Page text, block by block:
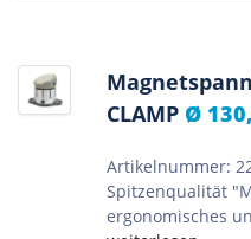
CLAMP Ø
Artikelnummer:
Spitzenqualität
ergonomisches